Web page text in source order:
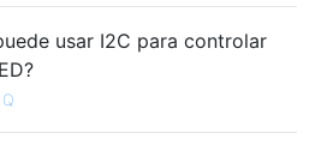
usar I2C para controlar